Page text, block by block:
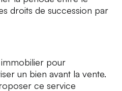
droits de succession par
pour
un bien avant la vente.
ce service